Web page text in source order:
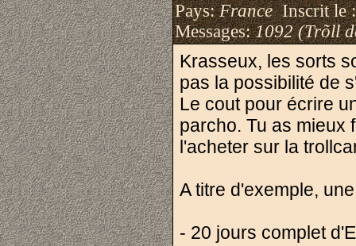
Pays:FranceInscrit le
Messages:1092 (Trõll
Krasseux, les sorts
pas la possibilité de
Le cout pour écrire
parcho. Tu as mieux
l'acheter sur la
A titre d'exemple,
- 20 jours complet